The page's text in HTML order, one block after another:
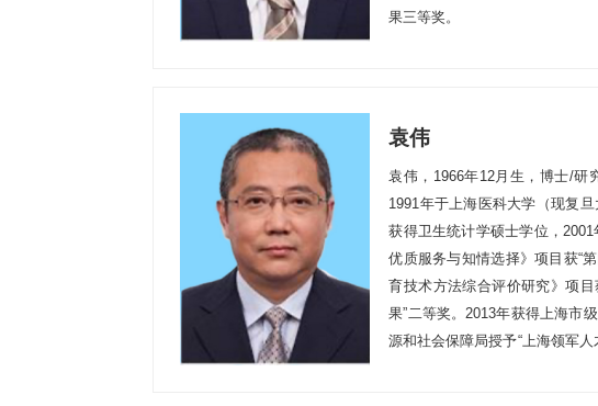
果三等奖。
袁伟
袁伟，1966年12月生，博士/研
1991年于上海医科大学（现复
获得卫生统计学硕士学位，
优质服务与知情选择》项目获“
育技术方法综合评价研究》项
果”二等奖。2013年获得上海市
源和社会保障局授予“上海领军人才”称